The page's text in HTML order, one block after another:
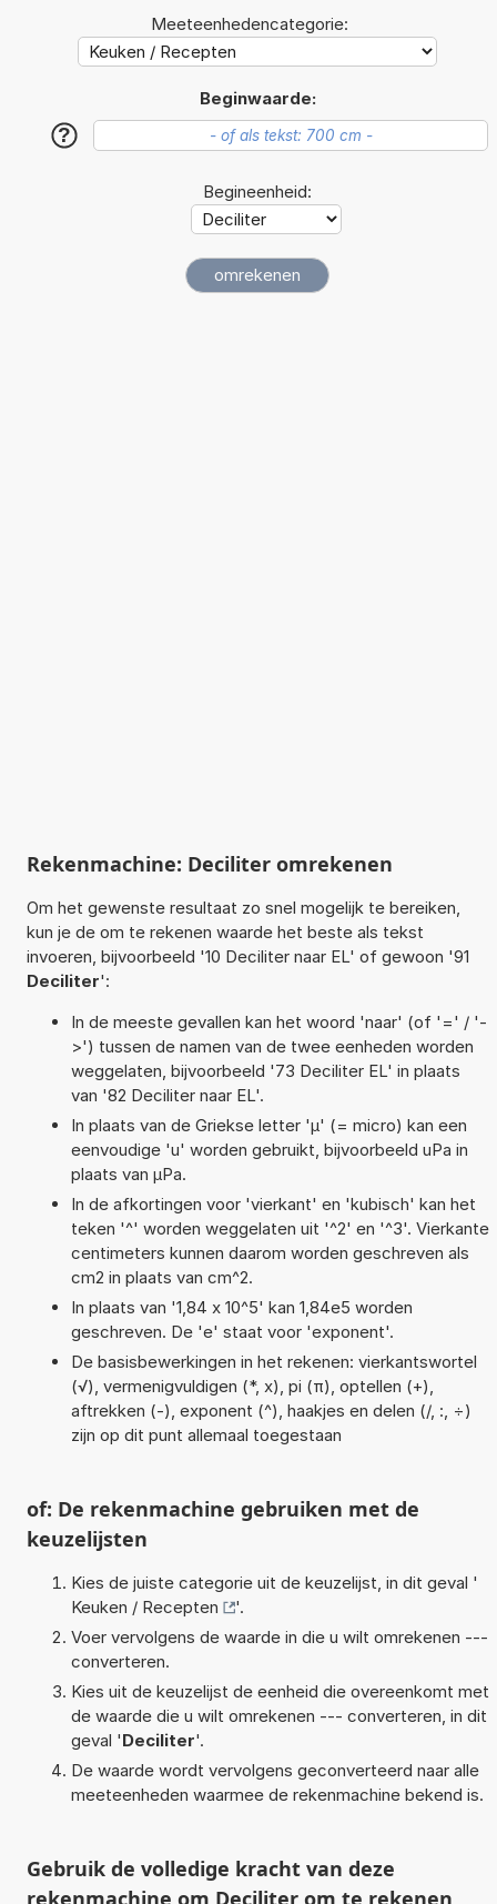
Meeteenhedencategorie:
Beginwaarde:
?
Begineenheid:
Rekenmachine: Deciliter omrekenen
Om het gewenste resultaat zo snel mogelijk te bereiken,
kun je de om te rekenen waarde het beste als tekst
invoeren, bijvoorbeeld '10 Deciliter naar EL' of gewoon '91
Deciliter':
In de meeste gevallen kan het woord 'naar' (of '=' / '-
>') tussen de namen van de twee eenheden worden
weggelaten, bijvoorbeeld '73 Deciliter EL' in plaats
van '82 Deciliter naar EL'.
In plaats van de Griekse letter 'µ' (= micro) kan een
eenvoudige 'u' worden gebruikt, bijvoorbeeld uPa in
plaats van µPa.
In de afkortingen voor 'vierkant' en 'kubisch' kan het
teken '^' worden weggelaten uit '^2' en '^3'. Vierkante
centimeters kunnen daarom worden geschreven als
cm2 in plaats van cm^2.
In plaats van '1,84 x 10^5' kan 1,84e5 worden
geschreven. De 'e' staat voor 'exponent'.
De basisbewerkingen in het rekenen: vierkantswortel
(√), vermenigvuldigen (*, x), pi (π), optellen (+),
aftrekken (-), exponent (^), haakjes en delen (/, :, ÷)
zijn op dit punt allemaal toegestaan
of: De rekenmachine gebruiken met de
keuzelijsten
Kies de juiste categorie uit de keuzelijst, in dit geval '
Keuken / Recepten
'.
Voer vervolgens de waarde in die u wilt omrekenen ---
converteren.
Kies uit de keuzelijst de eenheid die overeenkomt met
de waarde die u wilt omrekenen --- converteren, in dit
geval 'Deciliter'.
De waarde wordt vervolgens geconverteerd naar alle
meeteenheden waarmee de rekenmachine bekend is.
Gebruik de volledige kracht van deze
rekenmachine om Deciliter om te rekenen